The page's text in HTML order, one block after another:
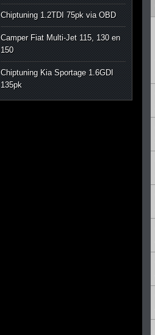
Chiptuning 1.2TDI 75pk via OBD
Camper Fiat Multi-Jet 115, 130 en
150
Chiptuning Kia Sportage 1.6GDI
135pk